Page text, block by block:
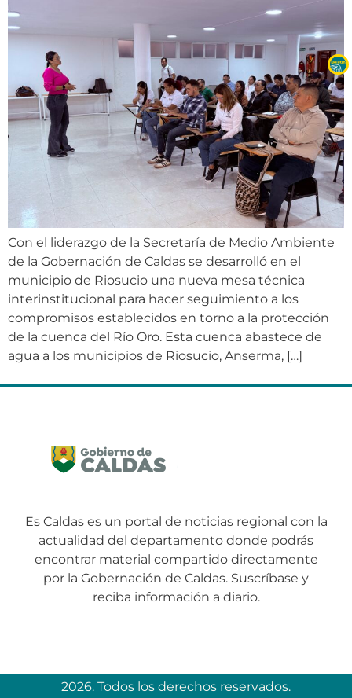
Con el liderazgo de la Secretaría de Medio Ambiente
de la Gobernación de Caldas se desarrolló en el
municipio de Riosucio una nueva mesa técnica
interinstitucional para hacer seguimiento a los
compromisos establecidos en torno a la protección
de la cuenca del Río Oro. Esta cuenca abastece de
agua a los municipios de Riosucio, Anserma, […]
Es Caldas es un portal de noticias regional con la
actualidad del departamento donde podrás
encontrar material compartido directamente
por la Gobernación de Caldas. Suscríbase y
reciba información a diario.
2026. Todos los derechos reservados.